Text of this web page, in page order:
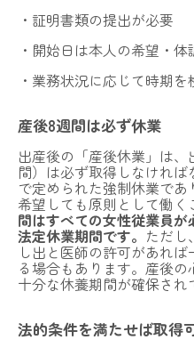
・証明書類の提出が必要
・開始日は本人の希望・
・業務状況に応じて時期を
産後8週間は必ず休業
出産後の「産後休業」は、
間）は必ず取得しなけれ
で定められた強制休業で
希望しても原則として働く
間はすべての女性従業員
法定休業期間です。 ただし
し出と医師の許可があれ
る場合もあります。産後の
十分な休養期間が確保され
法的条件を満たせば取得